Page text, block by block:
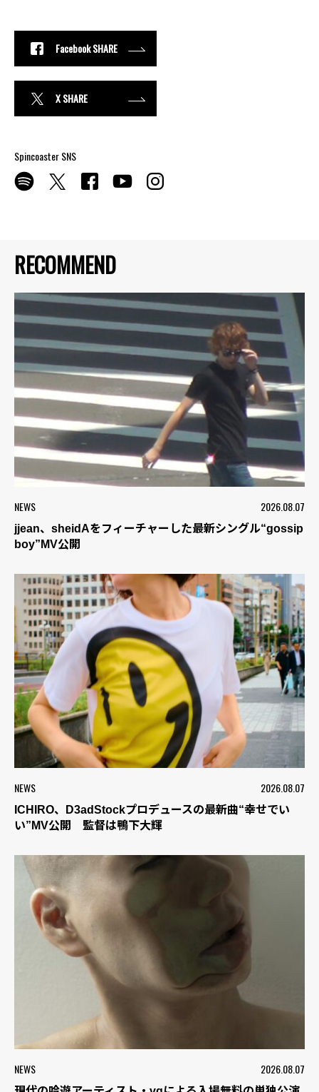
RECOMMEND
NEWS 2026.08.07
jjean、sheidAをフィーチャーした最新シングル“gossip
boy”MV公開
NEWS 2026.08.07
ICHIRO、D3adStockプロデュースの最新曲“幸せでい
い”MV公開 監督は鴨下大輝
NEWS 2026.08.07
Facebook SHARE
X SHARE
Spincoaster SNS